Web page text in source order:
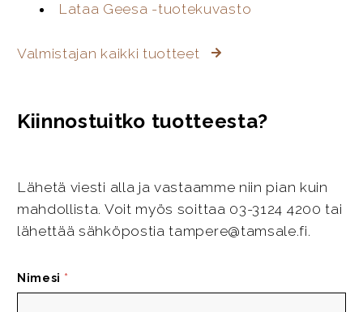
Lataa Geesa -tuotekuvasto
Valmistajan kaikki tuotteet
Kiinnostuitko tuotteesta?
Lähetä viesti alla ja vastaamme niin pian kuin
mahdollista. Voit myös soittaa 03-3124 4200 tai
lähettää sähköpostia tampere@tamsale.fi.
Nimesi *